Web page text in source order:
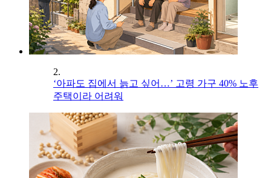
2.
‘아파도 집에서 늙고 싶어…’ 고령 가구 40% 노후
주택이라 어려워